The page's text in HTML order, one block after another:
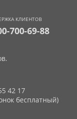
КЛИЕНТОВ
700-69-88
42 17
бесплатный)